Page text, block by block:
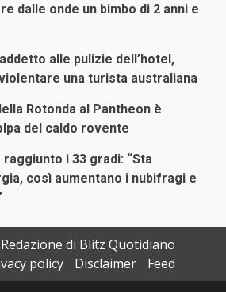
dalle onde un bimbo di 2 anni e
alle pulizie dell’hotel,
una turista australiana
Rotonda al Pantheon è
del caldo rovente
i 33 gradi: “Sta
così aumentano i nubifragi e
di Blitz Quotidiano
policy Disclaimer
Feed